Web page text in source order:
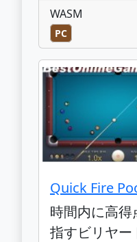
WASM
PC
Quick Fire
時間内に高得
指すビリヤー